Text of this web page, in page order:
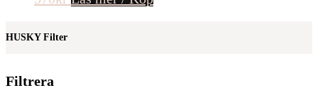
HUSKY Filter
Filtrera